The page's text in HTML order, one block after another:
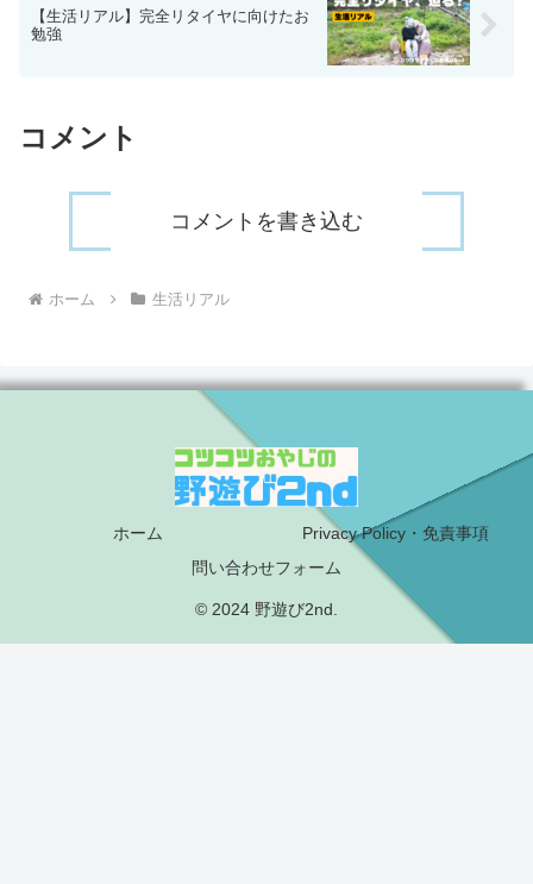
【生活リアル】完全リタイヤに向けたお
勉強
コメント
コメントを書き込む
ホーム 生活リアル
ホーム
Privacy Policy・免責事項
問い合わせフォーム
© 2024 野遊び2nd.